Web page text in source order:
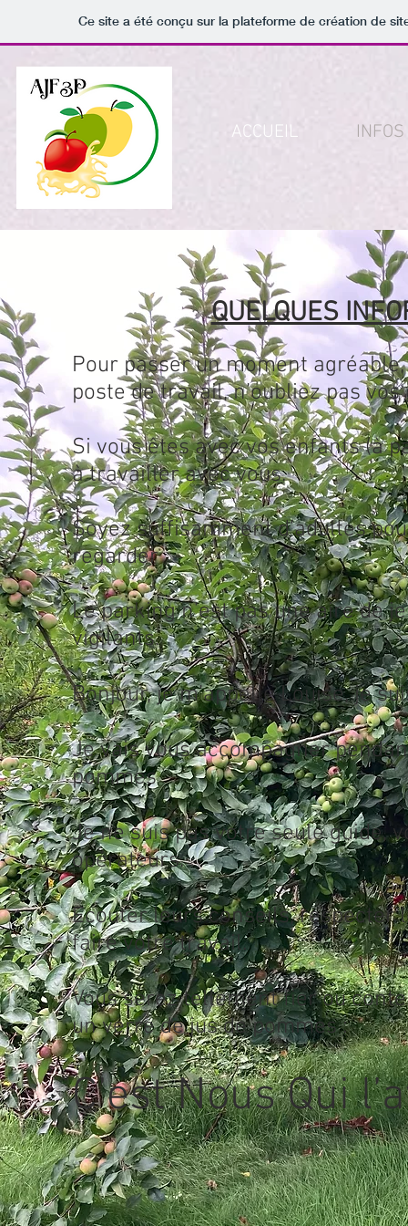
Ce site a été conçu sur la plateforme de création de
ACCUEIL
QUELQUES
Pour passer un moment
poste de travail, n’oubliez pas vos
Si vous êtes avec vos enfants (à
à travailler avec vous.
Soyez suffisamment d’adultes
regarder
Le parking n’est pas une aire de
vigilants.
Bonjour, je m’appelle Louise, je
Je vais vous accompagner
pommes
Je ne suis pas votre seule guide,
opérateurs.
Ecouter leurs conseils, respecter
faire votre travail.
Vous serez tellement fier ou
un verre de jus de pommes :
C’est Nous Qui